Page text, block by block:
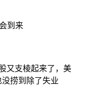
到来
又支棱起来了，美
捞到除了失业